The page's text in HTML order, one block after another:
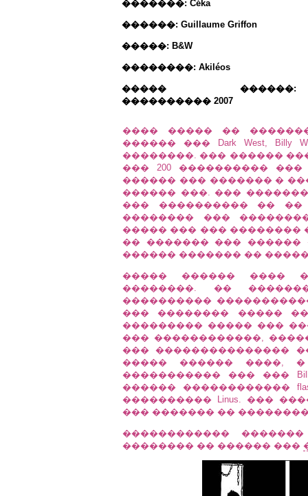
�������: Céka
������: Guillaume Griffon
�����: B&W
��������: Akiléos
����� ������:
���������� 2007
���� ����� ��
������ ��� Dark West,
��������. ��� ������
��� 200 ����������
������ ��� ������� �
������ ���. ��� �������
��� ���������� ��
�������� ���
����� ��� ��� ��������
�� ������� ��� ������
������ ������� ��
����� ������ ����
��������. ��
����������
��� �������� �����
��������� ����� ���
��� ������������,
��� ���������������
����� ������ ����,
����������� ��� ���
������ ������������
���������� Linus. ���
��� ������� ��
������������
�������� �� ������ ���